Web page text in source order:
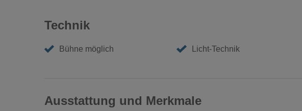
Technik
Bühne möglich Licht-Technik
Ausstattung und Merkmale